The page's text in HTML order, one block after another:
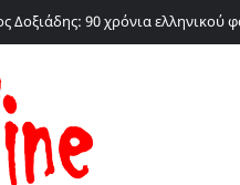
Δοξιάδης: 90 χρόνια ελληνικού